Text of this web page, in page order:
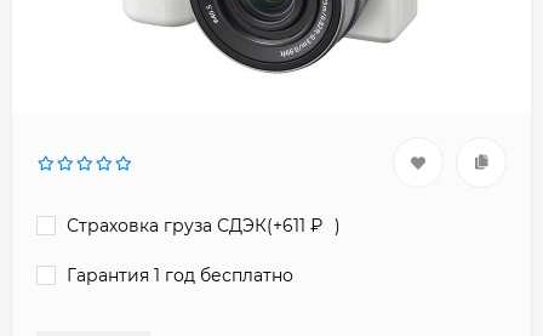
Страховка груза СДЭК(+611 )
Гарантия 1 год бесплатно